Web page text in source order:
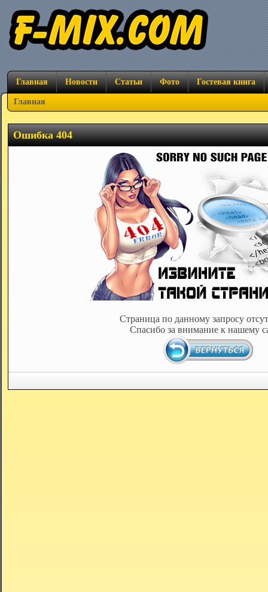
Главная Новости Статьи Фото Гостевая книга
Главная
Ошибка 404
Страница по данному запросу
Спасибо за внимание к нашему